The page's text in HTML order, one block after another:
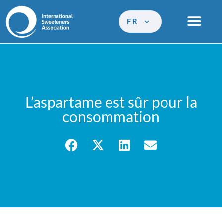
FR
L’aspartame est sûr pour la
consommation